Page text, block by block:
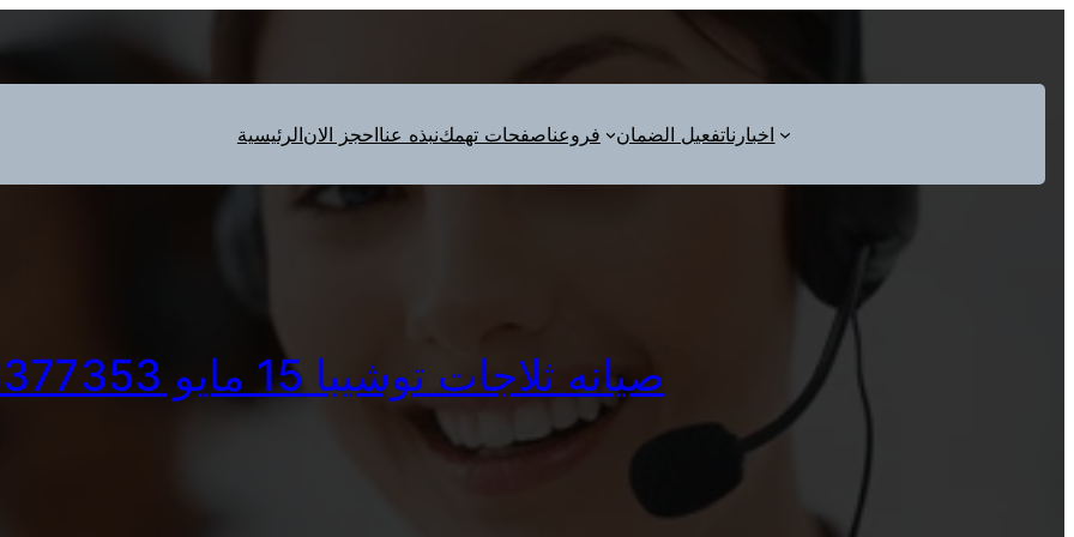
الرئيسيةاحجز الاننبذه عناصفحات تهمكفروعنا تفعيل الضماناخبارنا
صيانه ثلاجات توشيبا 15 مايو 01283377353